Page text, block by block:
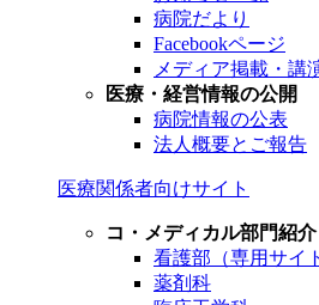
病院だより
Facebookページ
メディア掲載・講
医療・経営情報の公開
病院情報の公表
法人概要とご報告
医療関係者向けサイト
コ・メディカル部門紹介
看護部（専用サイ
薬剤科